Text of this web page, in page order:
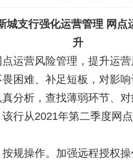
城支行强化运营管理 网点
升
运营风险管理，提升运
困难、补足短板，对影
分析，查找薄弱环节、
行从2021年第二季度网
规操作。加强远程授权